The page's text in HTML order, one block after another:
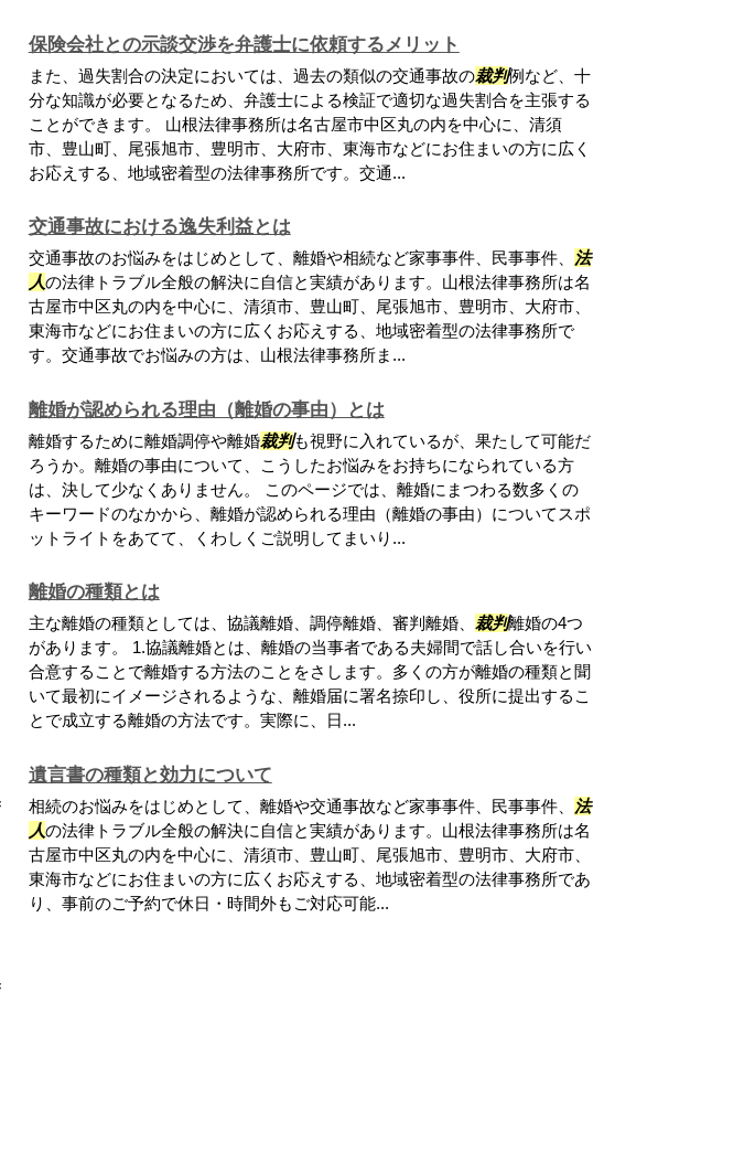
保険会社との示談交渉を弁護士に依頼するメリット
また、過失割合の決定においては、過去の類似の交通事故の裁判例など、十
分な知識が必要となるため、弁護士による検証で適切な過失割合を主張する
ことができます。 山根法律事務所は名古屋市中区丸の内を中心に、清須
市、豊山町、尾張旭市、豊明市、大府市、東海市などにお住まいの方に広く
お応えする、地域密着型の法律事務所です。交通...
交通事故における逸失利益とは
交通事故のお悩みをはじめとして、離婚や相続など家事事件、民事事件、
法
人の法律トラブル全般の解決に自信と実績があります。山根法律事務所は名
古屋市中区丸の内を中心に、清須市、豊山町、尾張旭市、豊明市、大府市、
東海市などにお住まいの方に広くお応えする、地域密着型の法律事務所で
す。交通事故でお悩みの方は、山根法律事務所ま...
離婚が認められる理由（離婚の事由）とは
離婚するために離婚調停や離婚裁判も視野に入れているが、果たして可能だ
ろうか。離婚の事由について、こうしたお悩みをお持ちになられている方
は、決して少なくありません。 このページでは、離婚にまつわる数多くの
キーワードのなかから、離婚が認められる理由（離婚の事由）についてスポ
ットライトをあてて、くわしくご説明してまいり...
離婚の種類とは
主な離婚の種類としては、協議離婚、調停離婚、審判離婚、 裁判離婚の4つ
があります。 1.協議離婚とは、離婚の当事者である夫婦間で話し合いを行い
合意することで離婚する方法のことをさします。多くの方が離婚の種類と聞
いて最初にイメージされるような、離婚届に署名捺印し、役所に提出するこ
とで成立する離婚の方法です。実際に、日...
遺言書の種類と効力について
相続のお悩みをはじめとして、離婚や交通事故など家事事件、民事事件、
法
人の法律トラブル全般の解決に自信と実績があります。山根法律事務所は名
古屋市中区丸の内を中心に、清須市、豊山町、尾張旭市、豊明市、大府市、
東海市などにお住まいの方に広くお応えする、地域密着型の法律事務所であ
り、事前のご予約で休日・時間外もご対応可能...